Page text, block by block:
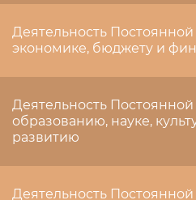
Деятельность
экономике, бюджету и
Деятельность
образованию, науке,
развитию
Деятельность